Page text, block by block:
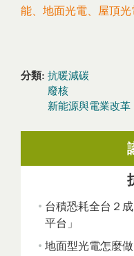
能、地面光電、屋頂
分類: 抗暖減碳
廢核
新能源與電業改革
台積恐耗全台２
平台」
地面型光電怎麼